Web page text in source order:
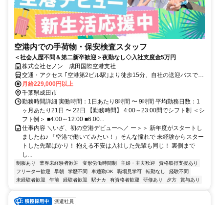
空港内での手荷物・保安検査スタッフ
＜社会人歴不問＆第二新卒歓迎＞夜勤なし◇入社支度金5万円
株式会社セノン 成田国際空港支社
交通・アクセス ｢空港第2ビル駅｣より徒歩15分、自社の送迎バスでタ
ーミナルビルに送り迎え
月給229,000円以上
千葉県成田市
勤務時間詳細 実働時間：1日あたり8時間 〜 9時間 平均勤務日数：1
ヶ月あたり21日 〜 22日 【勤務時間】 4:00～23:00間でシフト制 ＜シ
フト例＞ ■4:00～12:00 ■6:00...
仕事内容 ＼いざ、初の空港デビューへ／ ー＞＞ 新年度がスタートし
ましたね♪ 「空港で働いてみたい！」そんな憧れで 未経験からスター
トした先輩ばかり！ 抱える不安は入社した先輩も同じ！ 裏側まで
し...
制服あり 業界未経験者歓迎 変形労働時間制 主婦・主夫歓迎
資格取得支援あり
フリーター歓迎
早朝 学歴不問 車通勤OK 職場見学可 転勤なし
経験不問
未経験者歓迎
午前 経験者歓迎 駅ナカ 有資格者歓迎 研修あり 夕方 賞与あり
派遣社員